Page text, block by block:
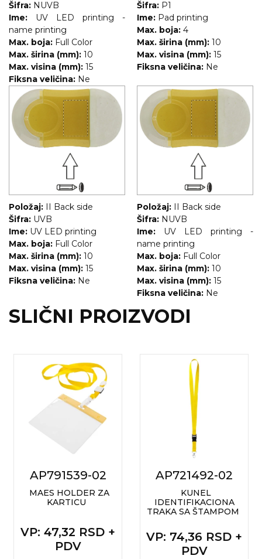
RADNA OPREMA
Šifra: NUVB
Ime:
UV LED printing -
name printing
Max. boja: Full Color
Max. širina (mm): 10
Max. visina (mm): 15
Fiksna veličina: Ne
Šifra: P1
Ime: Pad printing
Max. boja: 4
Max. širina (mm): 10
Max. visina (mm): 15
Fiksna veličina: Ne
Položaj: II Back side
Šifra: UVB
Ime: UV LED printing
Max. boja: Full Color
Max. širina (mm): 10
Max. visina (mm): 15
Fiksna veličina: Ne
Položaj: II Back side
Šifra: NUVB
Ime:
UV LED printing -
name printing
Max. boja: Full Color
Max. širina (mm): 10
Max. visina (mm): 15
Fiksna veličina: Ne
SLIČNI PROIZVODI
AP791539-02
MAES HOLDER ZA
KARTICU
VP: 47,32 RSD +
PDV
AP721492-02
KUNEL
IDENTIFIKACIONA
TRAKA SA ŠTAMPOM
VP: 74,36 RSD +
PDV